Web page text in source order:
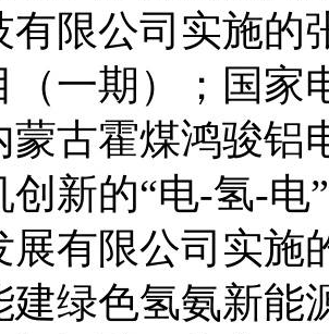
有限公司实施的
（一期）；国家
蒙古霍煤鸿骏铝
创新的“电-氢-
展有限公司实施
建绿色氢氨新能